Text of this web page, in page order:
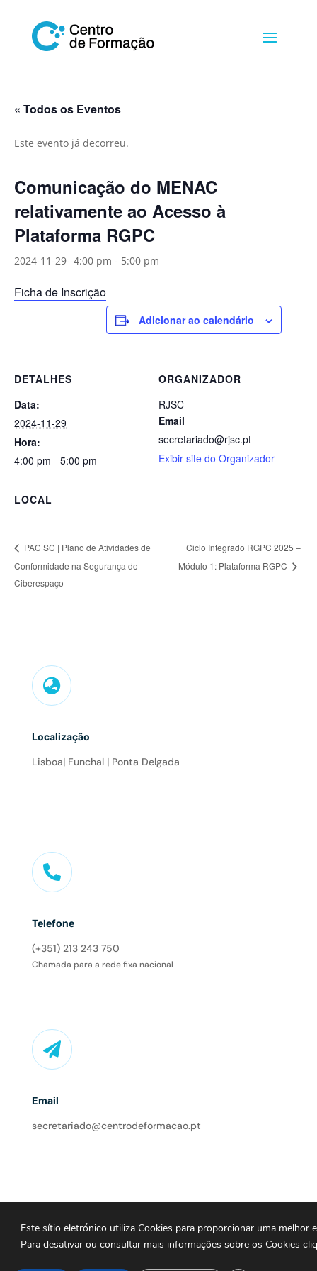
« Todos os Eventos
Este evento já decorreu.
Comunicação do MENAC
relativamente ao Acesso à
Plataforma RGPC
2024-11-29--4:00 pm - 5:00 pm
Ficha de Inscrição
Adicionar ao calendário
DETALHES
Data:
2024-11-29
Hora:
4:00 pm - 5:00 pm
ORGANIZADOR
RJSC
Email
secretariado@rjsc.pt
Exibir site do Organizador
LOCAL
PAC SC | Plano de Atividades de
Conformidade na Segurança do
Ciberespaço
Ciclo Integrado RGPC 2025 –
Módulo 1: Plataforma RGPC

Localização
Lisboa| Funchal | Ponta Delgada

Telefone
(+351) 213 243 750
Chamada para a rede fixa nacional

Email
secretariado@centrodeformacao.pt
Este sítio eletrónico utiliza Cookies para proporcionar uma melhor
Para desativar ou consultar mais informações sobre os Cookies